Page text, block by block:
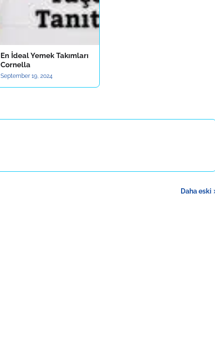
En İdeal Yemek Takımları
Cornella
September 19, 2024
Daha eski